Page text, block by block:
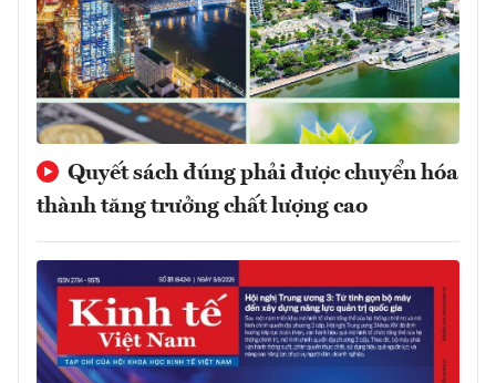
Quyết sách đúng phải được chuyển hóa
thành tăng trưởng chất lượng cao